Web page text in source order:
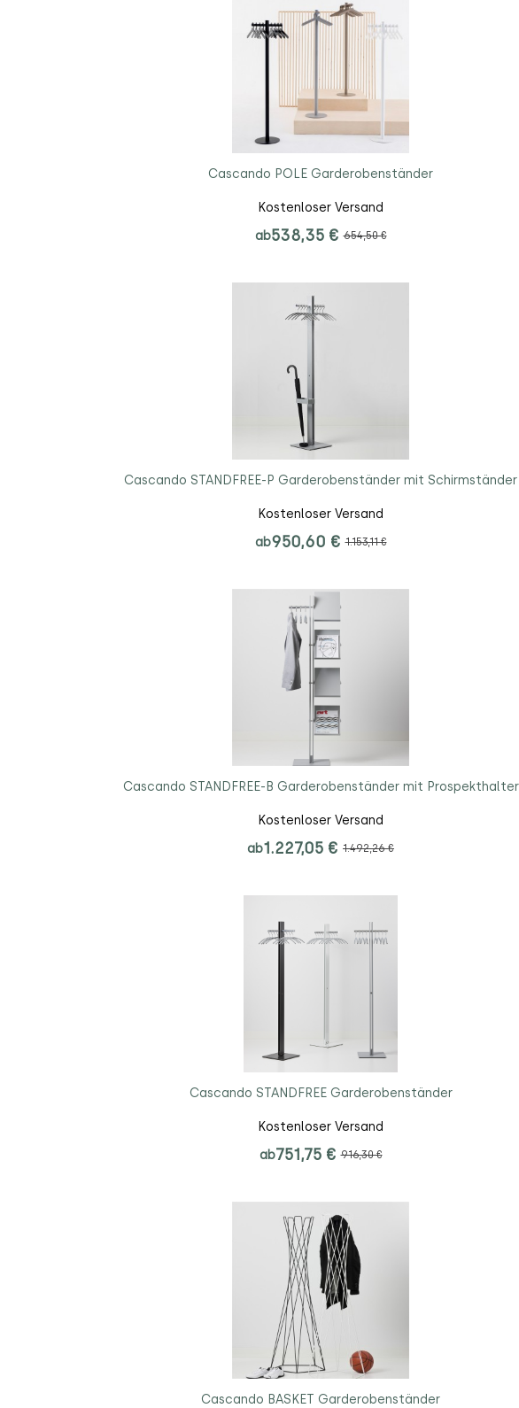
Cascando POLE Garderobenständer
Kostenloser Versand
ab538,35 € 654,50 €
Cascando STANDFREE-P Garderobenständer mit Schirmständer
Kostenloser Versand
ab950,60 € 1.153,11 €
Cascando STANDFREE-B Garderobenständer mit Prospekthalter
Kostenloser Versand
ab1.227,05 € 1.492,26 €
Cascando STANDFREE Garderobenständer
Kostenloser Versand
ab751,75 € 916,30 €
Cascando BASKET Garderobenständer